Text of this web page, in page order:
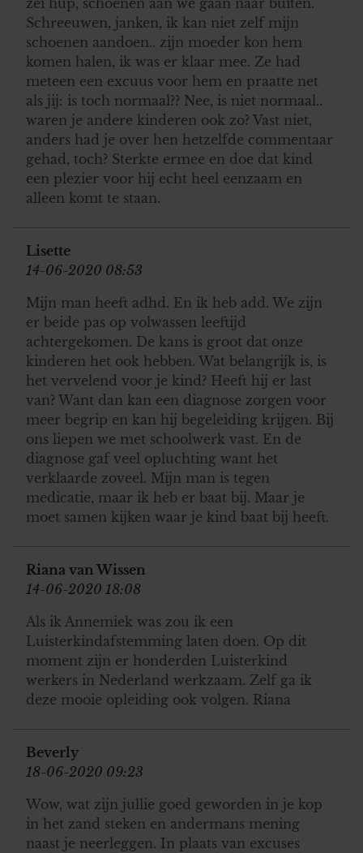
informatie die u aan ze heeft verstrekt of die ze hebben
verzameld op basis van uw gebruik van hun services. U
gaat akkoord met onze cookies als u onze website blijft
gebruiken.
Schreeuwen, janken, ik kan niet zelf mijn
schoenen aandoen.. zijn moeder kon hem
komen halen, ik was er klaar mee. Ze had
meteen een excuus voor hem en praatte net
als jij: is toch normaal?? Nee, is niet normaal..
waren je andere kinderen ook zo? Vast niet,
anders had je over hen hetzelfde commentaar
gehad, toch? Sterkte ermee en doe dat kind
een plezier voor hij echt heel eenzaam en
alleen komt te staan.
Lisette
14-06-2020 08:53
Mijn man heeft adhd. En ik heb add. We zijn
er beide pas op volwassen leeftijd
achtergekomen. De kans is groot dat onze
kinderen het ook hebben. Wat belangrijk is, is
het vervelend voor je kind? Heeft hij er last
van? Want dan kan een diagnose zorgen voor
meer begrip en kan hij begeleiding krijgen. Bij
ons liepen we met schoolwerk vast. En de
diagnose gaf veel opluchting want het
verklaarde zoveel. Mijn man is tegen
medicatie, maar ik heb er baat bij. Maar je
moet samen kijken waar je kind baat bij heeft.
Riana van Wissen
14-06-2020 18:08
Als ik Annemiek was zou ik een
Luisterkindafstemming laten doen. Op dit
moment zijn er honderden Luisterkind
werkers in Nederland werkzaam. Zelf ga ik
deze mooie opleiding ook volgen. Riana
Beverly
18-06-2020 09:23
Wow, wat zijn jullie goed geworden in je kop
in het zand steken en andermans mening
naast je neerleggen. In plaats van excuses